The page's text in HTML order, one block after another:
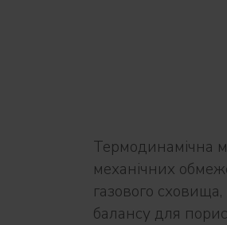
Термодинамічна
механічних
газового
балансу для